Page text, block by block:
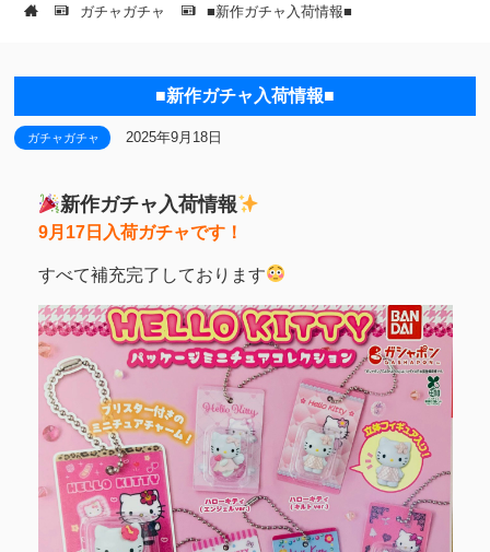
ガチャガチャ ■新作ガチャ入荷情報■
■新作ガチャ入荷情報■
ガチャガチャ 2025年9月18日
新作ガチャ入荷情報
9月17日入荷ガチャです！
すべて補充完了しております